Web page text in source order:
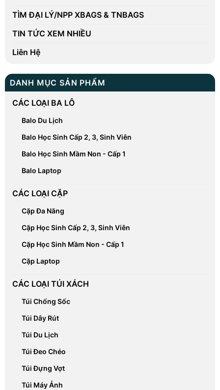
TÌM ĐẠI LÝ/NPP XBAGS & TNBAGS
TIN TỨC XEM NHIỀU
Liên Hệ
DANH MỤC SẢN PHẨM
CÁC LOẠI BA LÔ
Balo Du Lịch
Balo Học Sinh Cấp 2, 3, Sinh Viên
Balo Học Sinh Mầm Non - Cấp 1
Balo Laptop
CÁC LOẠI CẶP
Cặp Đa Năng
Cặp Học Sinh Cấp 2, 3, Sinh Viên
Cặp Học Sinh Mầm Non - Cấp 1
Cặp Laptop
CÁC LOẠI TÚI XÁCH
Túi Chống Sốc
Túi Dây Rút
Túi Du Lịch
Túi Đeo Chéo
Túi Đựng Vợt
Túi Máy Ảnh